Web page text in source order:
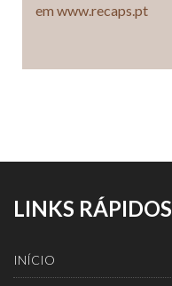
em www.recaps.pt
LINKS RÁPIDOS
INÍCIO